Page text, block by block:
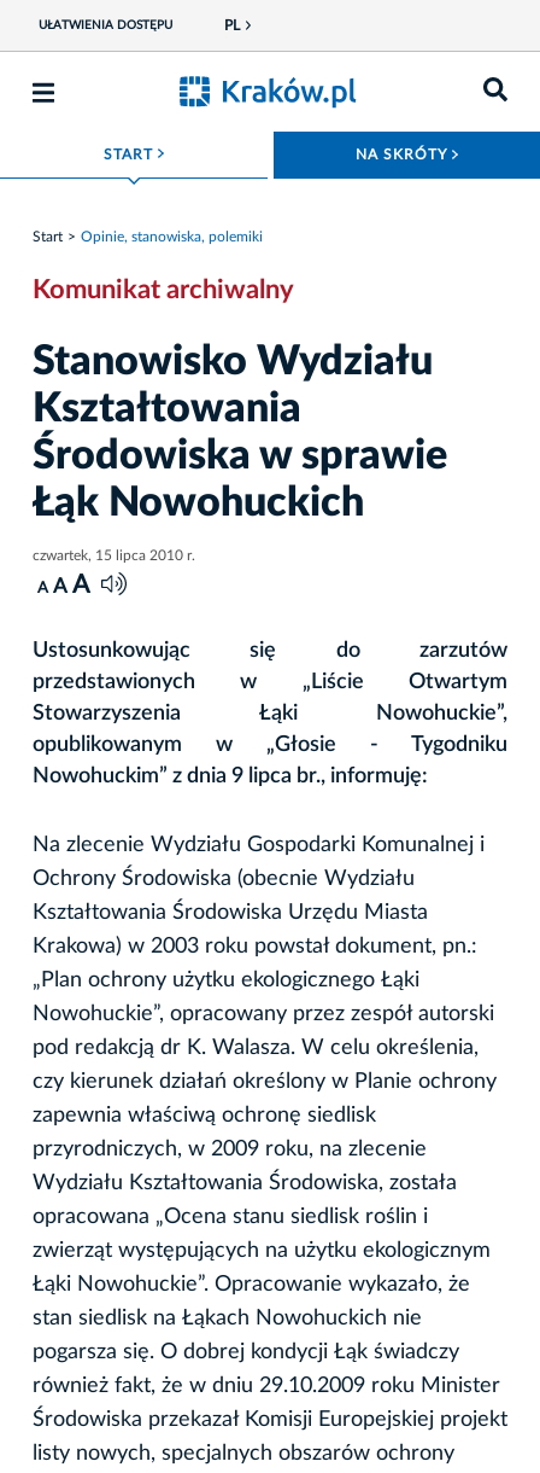
UŁATWIENIA DOSTĘPU PL
START ROZWIŃ MENU NA SKRÓTY
Start Opinie, stanowiska, polemiki
Komunikat archiwalny
Stanowisko Wydziału
Kształtowania
Środowiska w sprawie
Łąk Nowohuckich
czwartek, 15 lipca 2010 r.
A A A
Ustosunkowując się do zarzutów
przedstawionych w „Liście Otwartym
Stowarzyszenia Łąki Nowohuckie”,
opublikowanym w „Głosie - Tygodniku
Nowohuckim” z dnia 9 lipca br., informuję:
Na zlecenie Wydziału Gospodarki Komunalnej i
Ochrony Środowiska (obecnie Wydziału
Kształtowania Środowiska Urzędu Miasta
Krakowa) w 2003 roku powstał dokument, pn.:
„Plan ochrony użytku ekologicznego Łąki
Nowohuckie”, opracowany przez zespół autorski
pod redakcją dr K. Walasza. W celu określenia,
czy kierunek działań określony w Planie ochrony
zapewnia właściwą ochronę siedlisk
przyrodniczych, w 2009 roku, na zlecenie
Wydziału Kształtowania Środowiska, została
opracowana „Ocena stanu siedlisk roślin i
zwierząt występujących na użytku ekologicznym
Łąki Nowohuckie”. Opracowanie wykazało, że
stan siedlisk na Łąkach Nowohuckich nie
pogarsza się. O dobrej kondycji Łąk świadczy
również fakt, że w dniu 29.10.2009 roku Minister
Środowiska przekazał Komisji Europejskiej projekt
listy nowych, specjalnych obszarów ochrony